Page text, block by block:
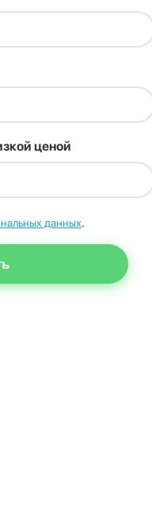
ценой
данных.